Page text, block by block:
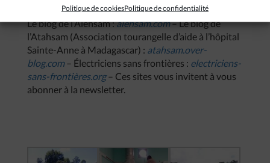
Politique de cookiesPolitique de confidentialité
Le blog de l’Alehsam :alehsam.com– Le blog de
l’Atahsam (Association tourangelle d’aide à l’hôpital
Sainte-Anne à Madagascar) : atahsam.over-
blog.com– Électriciens sans frontières : electriciens-
sans-frontières.org– Ces sites vous invitent à vous
abonner à la newsletter.